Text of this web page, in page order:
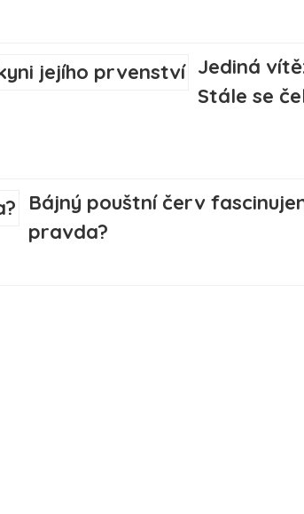
Jediná
Stále se
Bájný pouštní červ
pravda?